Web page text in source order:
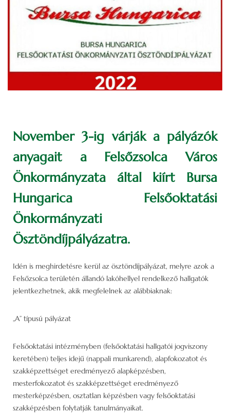
November 3-ig várják a pályázók
anyagait a Felsőzsolca Város
Önkormányzata által kiírt Bursa
Hungarica Felsőoktatási
Önkormányzati
Ösztöndíjpályázatra.
Idén is meghirdetésre kerül az ösztöndíjpályázat, melyre azok a
Felsőzsolca területén állandó lakóhellyel rendelkező hallgatók
jelentkezhetnek, akik megfelelnek az alábbiaknak:
„A” típusú pályázat
Felsőoktatási intézményben (felsőoktatási hallgatói jogviszony
keretében) teljes idejű (nappali munkarend), alapfokozatot és
szakképzettséget eredményező alapképzésben,
mesterfokozatot és szakképzettséget eredményező
mesterképzésben, osztatlan képzésben vagy felsőoktatási
szakképzésben folytatják tanulmányaikat.